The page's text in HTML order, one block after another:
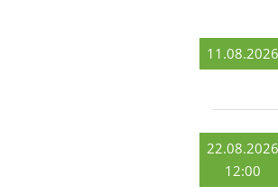
11.08.2026
22.08.2026
12:00